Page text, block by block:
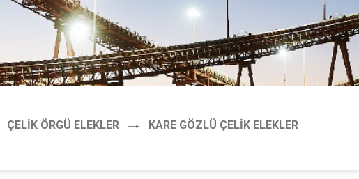
ÇELIK ÖRGÜ ELEKLER KARE GÖZLÜ ÇELIK ELEKLER